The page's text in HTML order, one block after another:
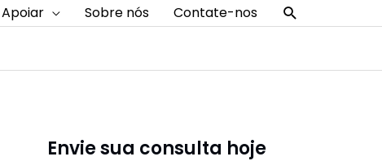
Apoiar Sobre nós Contate-nos Procurar
Envie sua consulta hoje